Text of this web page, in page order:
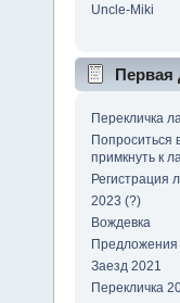
Uncle-Miki
Первая
Перекличка
Попроситься
примкнуть к
Регистрация
2023 (?)
Вождевка
Предложения
Заезд 2021
Перекличка